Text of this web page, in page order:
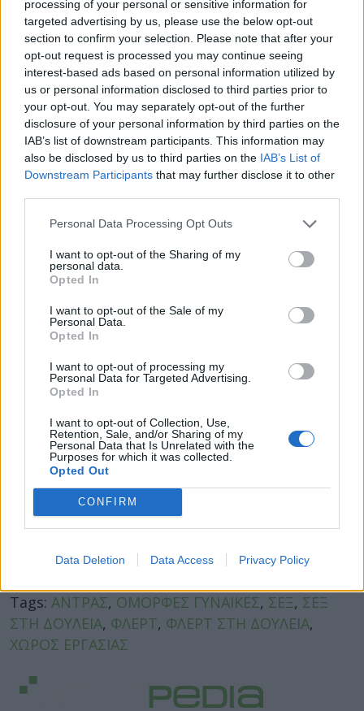
processing of your personal or sensitive information for
targeted advertising by us, please use the below opt-out
section to confirm your selection. Please note that after your
opt-out request is processed you may continue seeing
interest-based ads based on personal information utilized by
us or personal information disclosed to third parties prior to
your opt-out. You may separately opt-out of the further
disclosure of your personal information by third parties on the
IAB’s list of downstream participants. This information may
also be disclosed by us to third parties on the IAB’s List of
Downstream Participants that may further disclose it to other
Personal Data Processing Opt Outs
I want to opt-out of the Sharing of my
personal data.
Opted In
I want to opt-out of the Sale of my
Personal Data.
Opted In
I want to opt-out of processing my
Personal Data for Targeted Advertising.
Opted In
I want to opt-out of Collection, Use,
Retention, Sale, and/or Sharing of my
Personal Data that Is Unrelated with the
Purposes for which it was collected.
Opted Out
CONFIRM
Data Deletion Data Access Privacy Policy
ΔΙΑΒΑΣΤΕ ΕΠΙΣΗΣ:
Για πόσους λόγους μια γυναίκα μπορεί να κάνει
σεξ; Ούτε για έναν ούτε για 2…
Ποια πράξη ανεβάζει την ερωτική διάθεση στα
ύψη;
Τι πίστευαν για τον αυνανισμό, οι γιατροί στην
Ελλάδα, το 1927
του αθλητισμού
πεθαίνουν οι Έλληνες
Facebook
Twitter
Tags: ΑΝΤΡΑΣ, ΟΜΟΡΦΕΣ ΓΥΝΑΙΚΕΣ, ΣΕΞ, ΣΕΞ
ΣΤΗ ΔΟΥΛΕΙΑ, ΦΛΕΡΤ, ΦΛΕΡΤ ΣΤΗ ΔΟΥΛΕΙΑ,
ΧΩΡΟΣ ΕΡΓΑΣΙΑΣ